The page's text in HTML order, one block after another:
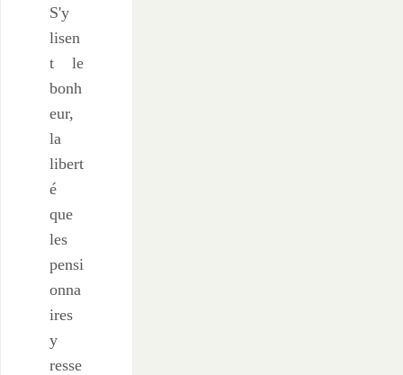
S'y
lisen
t le
bonh
eur,
la
libert
é
que
les
pensi
onna
ires
y
resse